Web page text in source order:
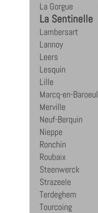
La Gorgue
La Sentinelle
Lambersart
Lannoy
Leers
Lesquin
Lille
Marcq-en-Baroeul
Merville
Neuf-Berquin
Nieppe
Ronchin
Roubaix
Steenwerck
Strazeele
Terdeghem
Tourcoing